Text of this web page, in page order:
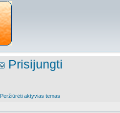
Prisijungti
Peržiūrėti aktyvias temas